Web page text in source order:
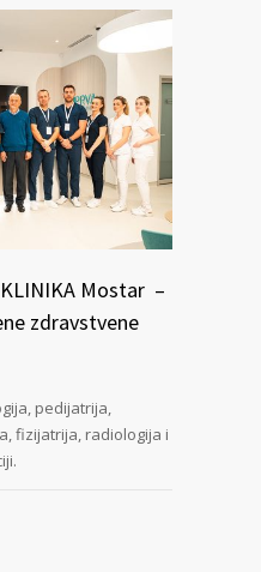
Mostar –
zdravstvene
pedijatrija,
fizijatrija, radiologija i